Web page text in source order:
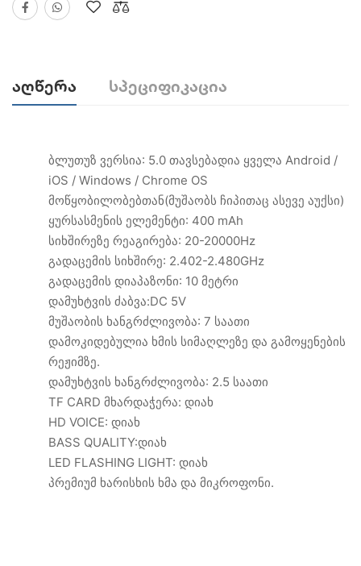
Აღწერა Სპეციფიკაცია
ბლუთუზ ვერსია: 5.0 თავსებადია ყველა Android /
iOS / Windows / Chrome OS
მოწყობილობებთან(მუშაობს ჩიპითაც ასევე აუქსი)
ყურსასმენის ელემენტი: 400 mAh
სიხშირეზე რეაგირება: 20-20000Hz
გადაცემის სიხშირე: 2.402-2.480GHz
გადაცემის დიაპაზონი: 10 მეტრი
დამუხტვის ძაბვა:DC 5V
მუშაობის ხანგრძლივობა: 7 საათი
დამოკიდებულია ხმის სიმაღლეზე და გამოყენების
რეჟიმზე.
დამუხტვის ხანგრძლივობა: 2.5 საათი
TF CARD მხარდაჭერა: დიახ
HD VOICE: დიახ
BASS QUALITY:დიახ
LED FLASHING LIGHT: დიახ
პრემიუმ ხარისხის ხმა და მიკროფონი.